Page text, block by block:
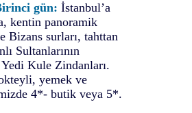
gün: İstanbul’a
kentin panoramik
Bizans surları, tahttan
Sultanlarının
Kule Zindanları.
yemek ve
4*- butik veya 5*.